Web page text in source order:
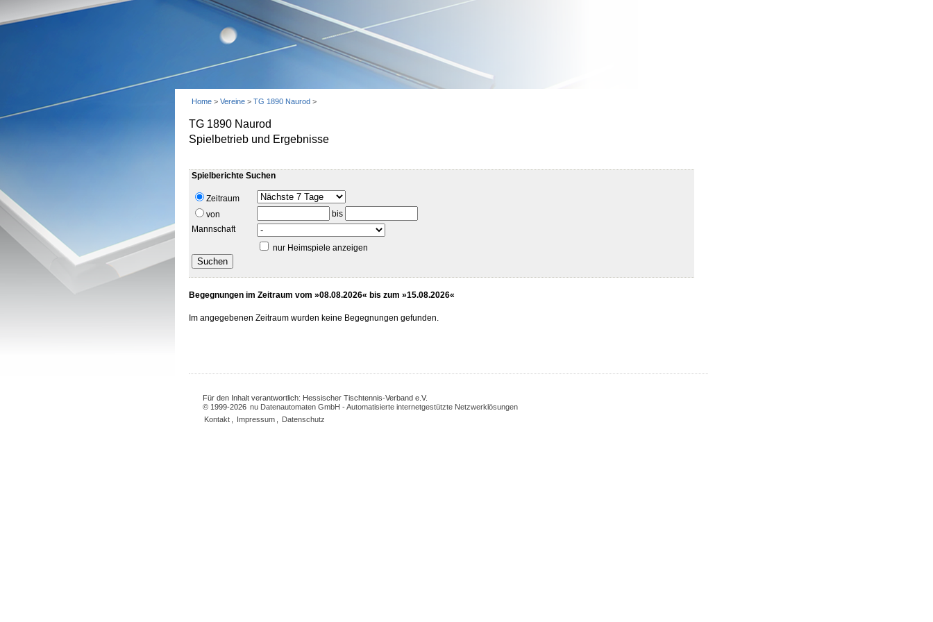
Home > Vereine > TG 1890 Naurod >
TG 1890 Naurod
Spielbetrieb und Ergebnisse
Spielberichte Suchen
Zeitraum
von
bis
Mannschaft
nur Heimspiele anzeigen
Begegnungen im Zeitraum vom »08.08.2026« bis zum »15.08.2026«
Im angegebenen Zeitraum wurden keine Begegnungen gefunden.
Für den Inhalt verantwortlich: Hessischer Tischtennis-Verband e.V.
© 1999-2026 nu Datenautomaten GmbH - Automatisierte internetgestützte Netzwerklösungen
Kontakt
Impressum Datenschutz